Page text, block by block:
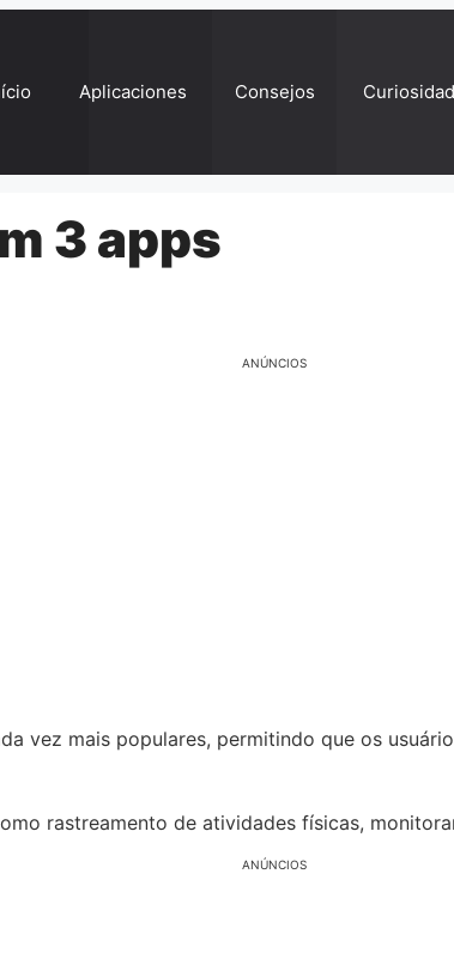
Aplicaciones Consejos
3 apps
ANÚNCIOS
vez mais populares, permitindo que os
rastreamento de atividades físicas,
ANÚNCIOS